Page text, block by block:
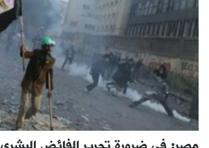
مصر: في ضرورة تحرير الفائض البشري